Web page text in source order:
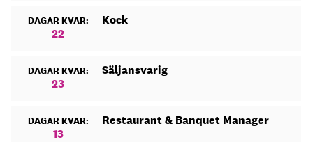
DAGAR KVAR:
22
Kock
DAGAR KVAR:
23
Säljansvarig
DAGAR KVAR:
13
Restaurant & Banquet Manager